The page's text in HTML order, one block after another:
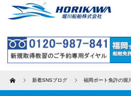
Home 新着SNSブログ 福岡ボート免許の堀